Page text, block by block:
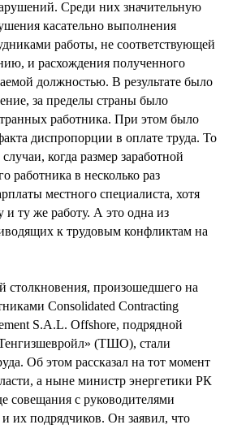
Среди них значительную
касательно выполнения
работы, не соответствующей
и расхождения полученного
должностью. В результате было
за пределы страны было
работника. При этом было
диспропорции в оплате труда. То
когда размер заработной
работника в несколько раз
местного специалиста, хотя
ту же работу. А это одна из
к трудовым конфликтам на
столкновения, произошедшего на
Consolidated Contracting
S.A.L. Offshore, подрядной
(ТШО), стали
Об этом рассказал на тот момент
а ныне министр энергетики РК
совещания с руководителями
их подрядчиков. Он заявил, что